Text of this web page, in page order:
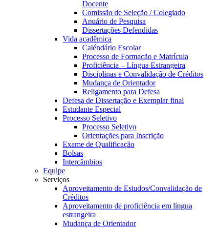
Docente
Comissão de Seleção / Colegiado
Anuário de Pesquisa
Dissertações Defendidas
Vida acadêmica
Caléndário Escolar
Processo de Formação e Matrícula
Proficiência – Língua Estrangeira
Disciplinas e Convalidação de Créditos
Mudança de Orientador
Religamento para Defesa
Defesa de Dissertação e Exemplar final
Estudante Especial
Processo Seletivo
Processo Seletivo
Orientações para Inscrição
Exame de Qualificação
Bolsas
Intercâmbios
Equipe
Serviços
Aproveitamento de Estudos/Convalidação de
Créditos
Aproveitamento de proficiência em língua
estrangeira
Mudança de Orientador